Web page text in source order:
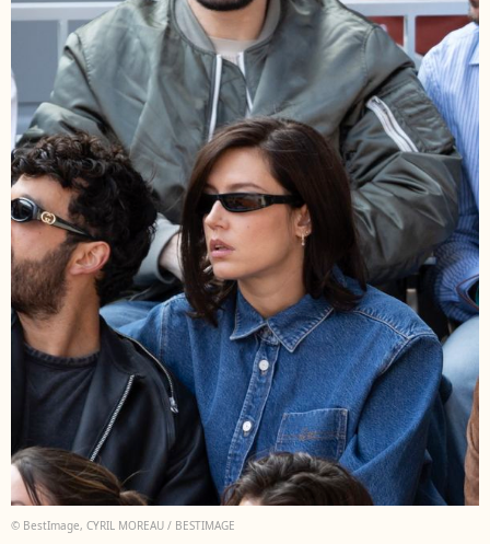
© BestImage, CYRIL MOREAU / BESTIMAGE